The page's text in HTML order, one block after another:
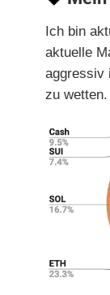
Ich bin
aktuelle
aggressiv
zu wetten.